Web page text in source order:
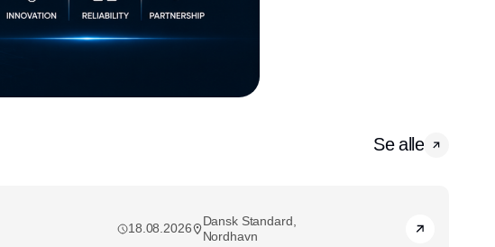
Se alle
18.08.2026
Dansk Standard,
Nordhavn